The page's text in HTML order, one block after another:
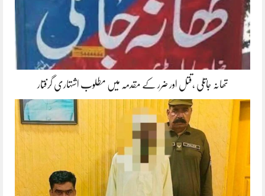
تھانہ جاتلی ،قتل اور ضرر کے مقدمہ میں مطلوب اشتہاری گرفتار